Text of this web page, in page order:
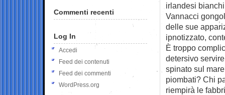
irlandesi
Vannacci
delle sue
ipnotizzato,
È troppo
detersivo
spinato sul
piombati? Chi
riempirà le
Commenti recenti
Log In
Accedi
Feed dei contenuti
Feed dei commenti
WordPress.org